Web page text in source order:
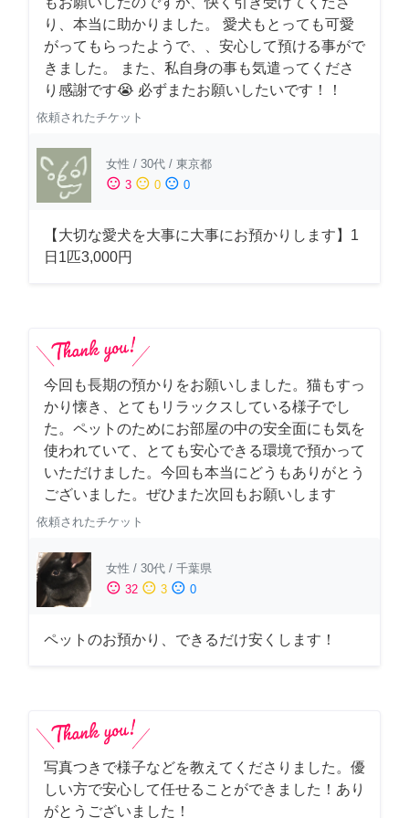
り、本当に助かりました。 愛犬もとっても可愛
がってもらったようで、、安心して預ける事がで
きました。 また、私自身の事も気遣ってくださ
り感謝です😭 必ずまたお願いしたいです！！
依頼されたチケット
女性 / 30代 / 東京都
sentiment_satisfied 3 sentiment_neutral 0 sentiment_dissatisfied 0
【大切な愛犬を大事に大事にお預かりします】1
日1匹3,000円
今回も長期の預かりをお願いしました。猫もすっ
かり懐き、とてもリラックスしている様子でし
た。ペットのためにお部屋の中の安全面にも気を
使われていて、とても安心できる環境で預かって
いただけました。今回も本当にどうもありがとう
ございました。ぜひまた次回もお願いします
依頼されたチケット
女性 / 30代 / 千葉県
sentiment_satisfied 32 sentiment_neutral 3 sentiment_dissatisfied 0
ペットのお預かり、できるだけ安くします！
写真つきで様子などを教えてくださりました。優
しい方で安心して任せることができました！あり
がとうございました！